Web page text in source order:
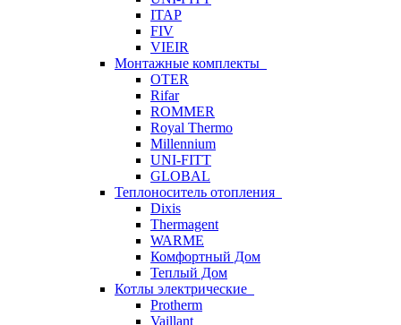
ITAP
FIV
VIEIR
Монтажные комплекты
OTER
Rifar
ROMMER
Royal Thermo
Millennium
UNI-FITT
GLOBAL
Теплоноситель отопления
Dixis
Thermagent
WARME
Комфортный Дом
Теплый Дом
Котлы электрические
Protherm
Vaillant